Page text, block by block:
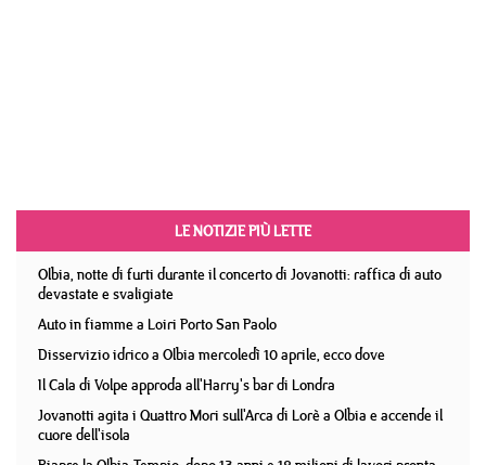
LE NOTIZIE PIÙ LETTE
Olbia, notte di furti durante il concerto di Jovanotti: raffica di auto
devastate e svaligiate
Auto in fiamme a Loiri Porto San Paolo
Disservizio idrico a Olbia mercoledì 10 aprile, ecco dove
Il Cala di Volpe approda all'Harry's bar di Londra
Jovanotti agita i Quattro Mori sull'Arca di Lorè a Olbia e accende il
cuore dell'isola